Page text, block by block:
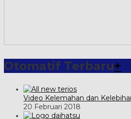
Otomatif Terbaru+
Video Kelemahan dan
20 Februari 2018